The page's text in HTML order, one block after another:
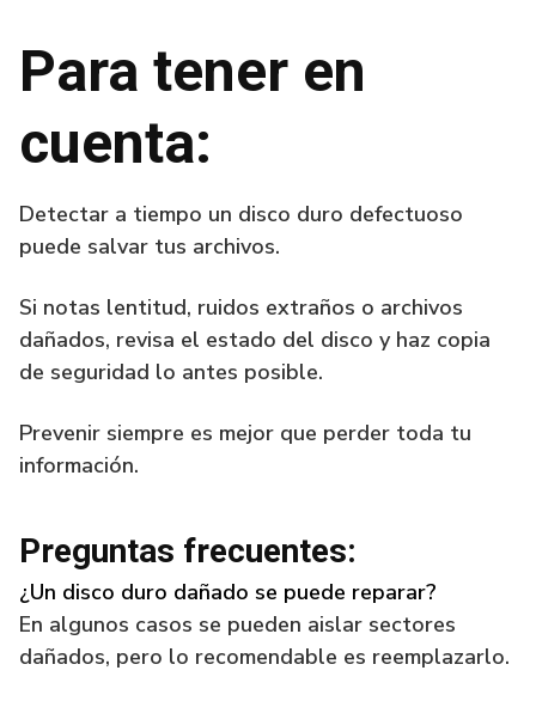
Para tener en
cuenta:
Detectar a tiempo un disco duro defectuoso
puede salvar tus archivos.
Si notas lentitud, ruidos extraños o archivos
dañados, revisa el estado del disco y haz copia
de seguridad lo antes posible.
Prevenir siempre es mejor que perder toda tu
información.
Preguntas frecuentes:
¿Un disco duro dañado se puede reparar?
En algunos casos se pueden aislar sectores
dañados, pero lo recomendable es reemplazarlo.